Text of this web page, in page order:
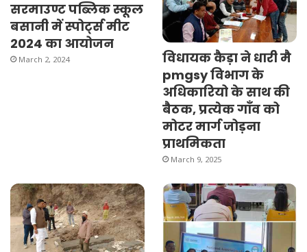
सरमाउण्ट पब्लिक स्कूल
बसानी में स्पोर्ट्स मीट
2024 का आयोजन
March 2, 2024
विधायक कैड़ा ने धारी मै
pmgsy विभाग के
अधिकारियो के साथ की
बैठक, प्रत्येक गाँव को
मोटर मार्ग जोड़ना
प्राथमिकता
March 9, 2025